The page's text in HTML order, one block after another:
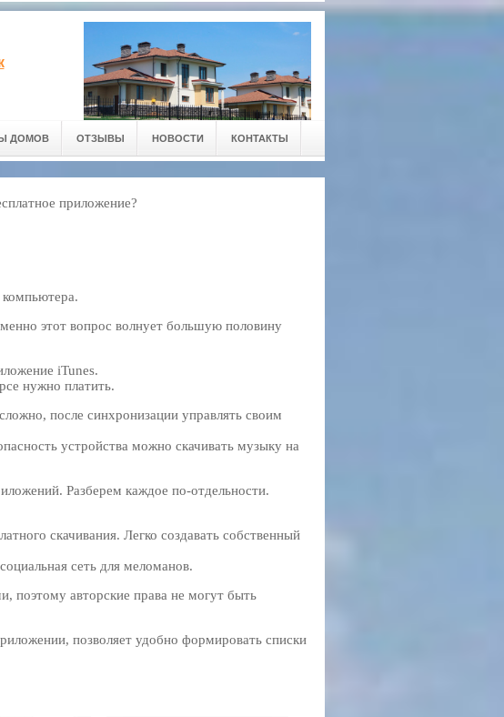
ДОМОВ ОТЗЫВЫ НОВОСТИ КОНТАКТЫ
приложение?
компьютера.
этот вопрос волнует большую половину
iTunes.
нужно платить.
после синхронизации управлять своим
устройства можно скачивать музыку на
Разберем каждое по-отдельности.
скачивания. Легко создавать собственный
сеть для меломанов.
поэтому авторские права не могут быть
позволяет удобно формировать списки